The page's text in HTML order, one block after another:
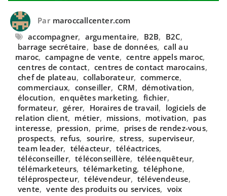
Par maroccallcenter.com
accompagner, argumentaire, B2B, B2C,
barrage secrétaire, base de données, call au
maroc, campagne de vente, centre appels maroc,
centres de contact, centres de contact marocains,
chef de plateau, collaborateur, commerce,
commerciaux, conseiller, CRM, démotivation,
élocution, enquêtes marketing, fichier,
formateur, gérer, Horaires de travail, logiciels de
relation client, métier, missions, motivation, pas
interesse, pression, prime, prises de rendez-vous,
prospects, refus, sourire, stress, superviseur,
team leader, téléacteur, téléactrices,
téléconseiller, téléconseillère, téléenquêteur,
télémarketeurs, télémarketing, téléphone,
téléprospecteur, télévendeur, télévendeuse,
vente, vente des produits ou services, voix